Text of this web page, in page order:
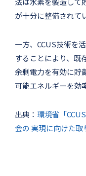
が十分に整備されて
一方、CCUS技術を
することにより、既
余剰電力を有効に貯
可能エネルギーを効
出典： 環境省「
会の 実現に向けた取